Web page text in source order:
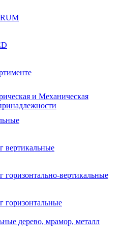
и Механическая
вертикальные
горизонтально-вертикальные
горизонтальные
дерево, мрамор, металл